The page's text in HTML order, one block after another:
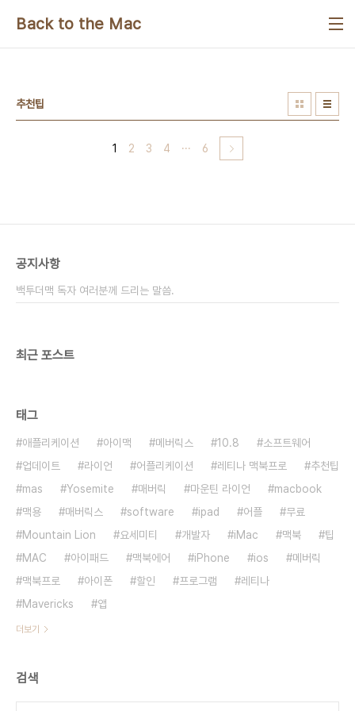
Back to the Mac
추천팁
1 2 3 4 ··· 6
공지사항
백투더맥 독자 여러분께 드리는 말씀.
최근 포스트
태그
애플리케이션 아이맥 메버릭스 10.8
소프트웨어
업데이트
라이언 어플리케이션 레티나 맥북프로
추천팁
mas
Yosemite 매버릭 마운틴 라이언
macbook
맥용
매버릭스 software ipad 어플
무료
Mountain Lion
요세미티 개발자 iMac 맥북
팁
MAC
아이패드 맥북에어 iPhone ios
메버릭
맥북프로
아이폰 할인 프로그램
레티나
Mavericks
앱
더보기
검색